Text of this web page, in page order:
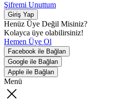
Şifremi Unuttum
Giriş Yap
Henüz Üye Değil Misiniz?
Kolayca üye olabilirsiniz!
Hemen Üye Ol
Facebook ile Bağlan
Google ile Bağlan
Apple ile Bağlan
Menü